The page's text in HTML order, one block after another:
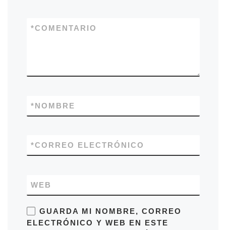
COMENTARIO
*
NOMBRE
*
CORREO ELECTRÓNICO
*
WEB
GUARDA MI NOMBRE, CORREO
ELECTRÓNICO Y WEB EN ESTE